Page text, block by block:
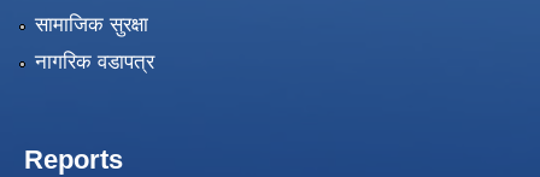
सामाजिक सुरक्षा
नागरिक वडापत्र
Reports